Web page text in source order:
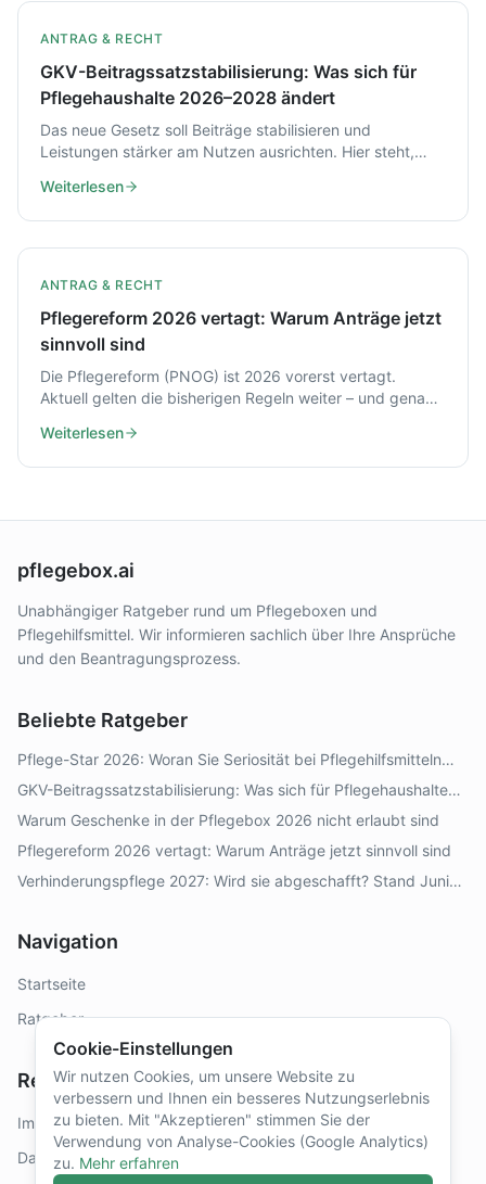
ANTRAG & RECHT
GKV-Beitragssatzstabilisierung: Was sich für
Pflegehaushalte 2026–2028 ändert
Das neue Gesetz soll Beiträge stabilisieren und
Leistungen stärker am Nutzen ausrichten. Hier steht,
und Pflegehaushalte bedeutet.
Weiterlesen
ANTRAG & RECHT
Pflegereform 2026 vertagt: Warum Anträge jetzt
sinnvoll sind
Die Pflegereform (PNOG) ist 2026 vorerst vertagt.
Aktuell gelten die bisherigen Regeln weiter – und genau
beantragen.
Weiterlesen
pflegebox.ai
Unabhängiger Ratgeber rund um Pflegeboxen und
Pflegehilfsmittel. Wir informieren sachlich über Ihre Ansprüche
und den Beantragungsprozess.
Beliebte Ratgeber
Pflege-Star 2026: Woran Sie Seriosität bei Pflegehilfsmitteln
erkennen
GKV-Beitragssatzstabilisierung: Was sich für Pflegehaushalte
2026–2028 ändert
Warum Geschenke in der Pflegebox 2026 nicht erlaubt sind
Pflegereform 2026 vertagt: Warum Anträge jetzt sinnvoll sind
Verhinderungspflege 2027: Wird sie abgeschafft? Stand Juni
Navigation
Startseite
Ratgeber
Rechtliches
Impressum
Datenschutz
Cookie-Einstellungen
Wir nutzen Cookies, um unsere Website zu
verbessern und Ihnen ein besseres Nutzungserlebnis
zu bieten. Mit "Akzeptieren" stimmen Sie der
Verwendung von Analyse-Cookies (Google Analytics)
zu. Mehr erfahren